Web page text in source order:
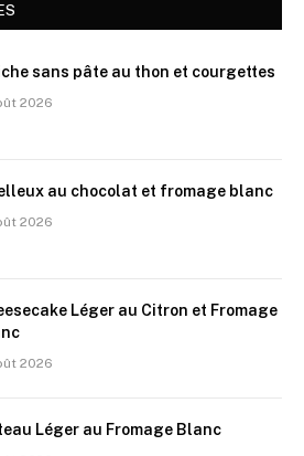
sans pâte au thon et courgettes
2026
au chocolat et fromage blanc
2026
Léger au Citron et Fromage
2026
Léger au Fromage Blanc